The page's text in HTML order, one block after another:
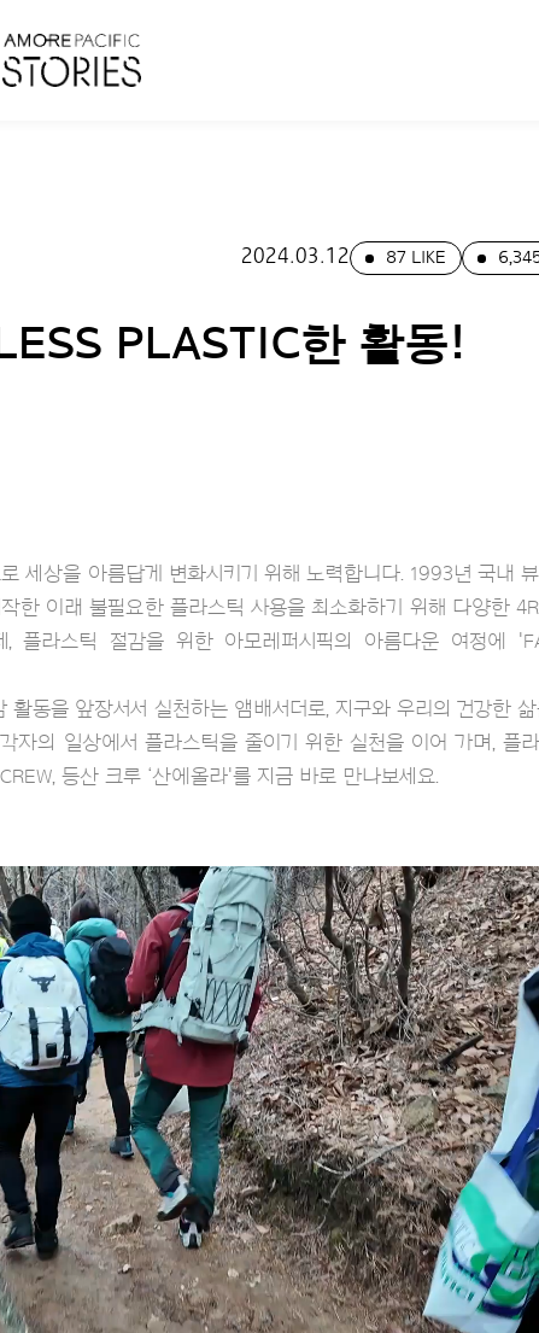
2024.03.12 87 LIKE
PLASTIC한 활동!
세상을 아름답게 변화시키기 위해 노력합니다. 1993년 국내
한 이래 불필요한 플라스틱 사용을 최소화하기 위해 다양한
플라스틱 절감을 위한 아모레퍼시픽의 아름다운 여정에
동을 앞장서서 실천하는 앰배서더로, 지구와 우리의 건강한
자의 일상에서 플라스틱을 줄이기 위한 실천을 이어 가며, 플
등산 크루 ‘산에올라'를 지금 바로 만나보세요.